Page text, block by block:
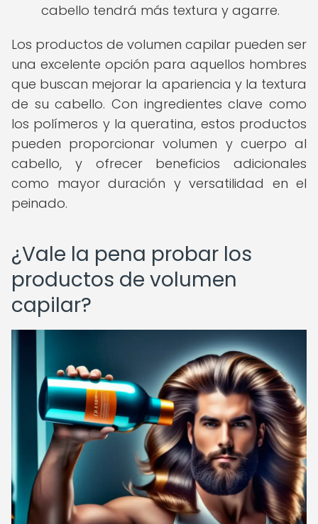
cabello tendrá más textura y agarre.
Los productos de volumen capilar pueden ser
una excelente opción para aquellos hombres
que buscan mejorar la apariencia y la textura
de su cabello. Con ingredientes clave como
los polímeros y la queratina, estos productos
pueden proporcionar volumen y cuerpo al
cabello, y ofrecer beneficios adicionales
como mayor duración y versatilidad en el
peinado.
¿Vale la pena probar los
productos de volumen
capilar?